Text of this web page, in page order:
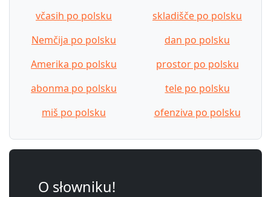
včasih po polsku
skladišče po polsku
Nemčija po polsku
dan po polsku
Amerika po polsku
prostor po polsku
abonma po polsku
tele po polsku
miš po polsku
ofenziva po polsku
O słowniku!